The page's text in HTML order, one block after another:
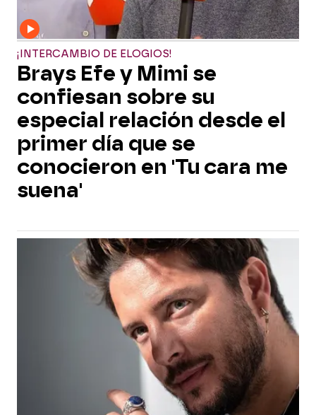
¡INTERCAMBIO DE ELOGIOS!
Brays Efe y Mimi se
confiesan sobre su
especial relación desde el
primer día que se
conocieron en 'Tu cara me
suena'